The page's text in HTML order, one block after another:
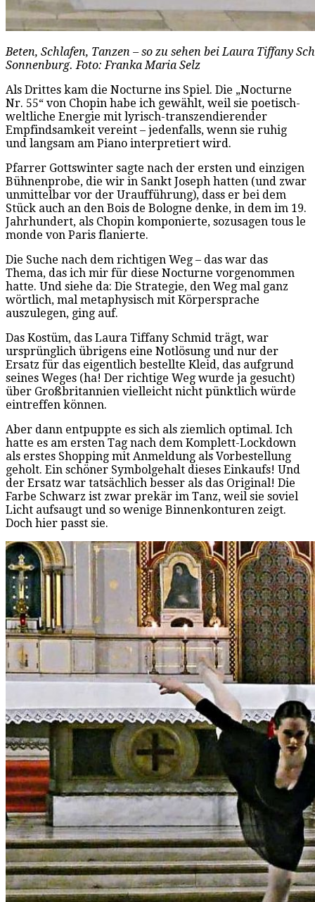
Beten, Schlafen, Tanzen – so zu sehen bei Laura Tiffany
Sonnenburg. Foto: Franka Maria Selz
Als Drittes kam die Nocturne ins Spiel. Die „Nocturne
Nr. 55“ von Chopin habe ich gewählt, weil sie poetisch-
weltliche Energie mit lyrisch-transzendierender
Empfindsamkeit vereint – jedenfalls, wenn sie ruhig
und langsam am Piano interpretiert wird.
Pfarrer Gottswinter sagte nach der ersten und einzigen
Bühnenprobe, die wir in Sankt Joseph hatten (und zwar
unmittelbar vor der Uraufführung), dass er bei dem
Stück auch an den Bois de Bologne denke, in dem im 19.
Jahrhundert, als Chopin komponierte, sozusagen tous le
monde von Paris flanierte.
Die Suche nach dem richtigen Weg – das war das
Thema, das ich mir für diese Nocturne vorgenommen
hatte. Und siehe da: Die Strategie, den Weg mal ganz
wörtlich, mal metaphysisch mit Körpersprache
auszulegen, ging auf.
Das Kostüm, das Laura Tiffany Schmid trägt, war
ursprünglich übrigens eine Notlösung und nur der
Ersatz für das eigentlich bestellte Kleid, das aufgrund
seines Weges (ha! Der richtige Weg wurde ja gesucht)
über Großbritannien vielleicht nicht pünktlich würde
eintreffen können.
Aber dann entpuppte es sich als ziemlich optimal. Ich
hatte es am ersten Tag nach dem Komplett-Lockdown
als erstes Shopping mit Anmeldung als Vorbestellung
geholt. Ein schöner Symbolgehalt dieses Einkaufs! Und
der Ersatz war tatsächlich besser als das Original! Die
Farbe Schwarz ist zwar prekär im Tanz, weil sie soviel
Licht aufsaugt und so wenige Binnenkonturen zeigt.
Doch hier passt sie.